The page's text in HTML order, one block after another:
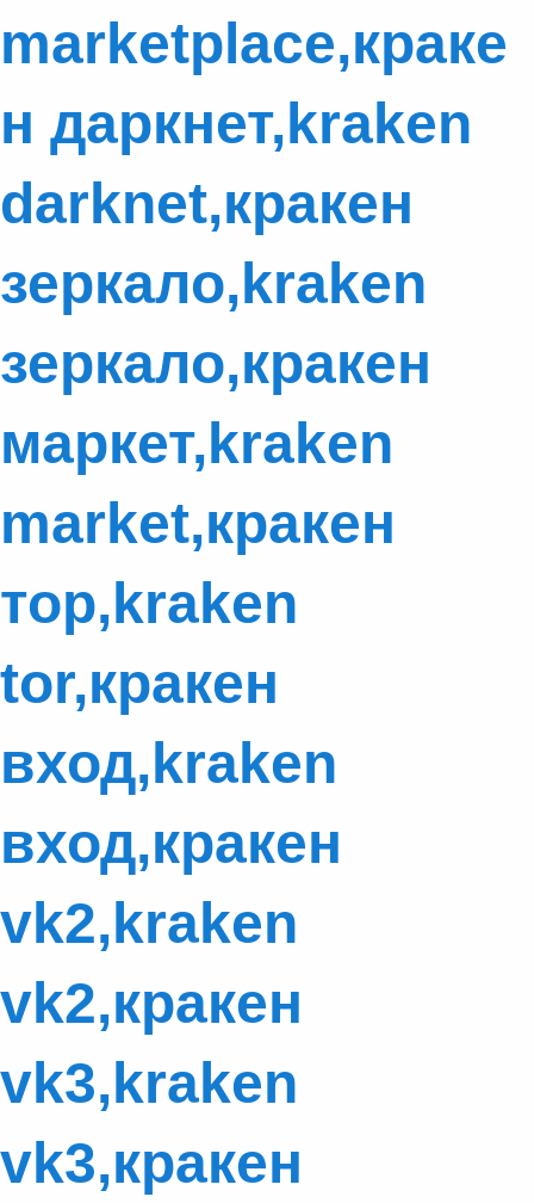
marketplace,краке
н даркнет,kraken
darknet,кракен
зеркало,kraken
зеркало,кракен
маркет,kraken
market,кракен
тор,kraken
tor,кракен
вход,kraken
вход,кракен
vk2,kraken
vk2,кракен
vk3,kraken
vk3,кракен